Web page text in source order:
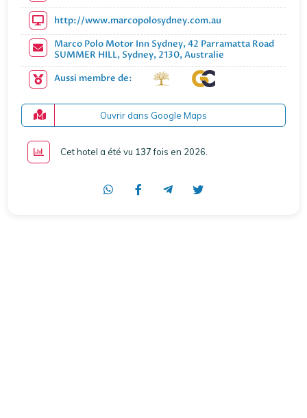
http://www.marcopolosydney.com.au
Marco Polo Motor Inn Sydney, 42 Parramatta Road
SUMMER HILL, Sydney, 2130, Australie
Aussi membre de:
Ouvrir dans Google Maps
Cet hotel a été vu 137fois en 2026